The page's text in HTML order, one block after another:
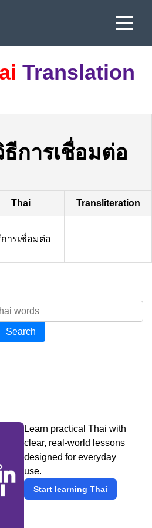
Translation
ธีการเชื่อมต่อ
Thai Transliteration
ารเชื่อมต่อ
Search
Learn practical Thai with
clear, real-world lessons
designed for everyday
use.
Start learning Thai